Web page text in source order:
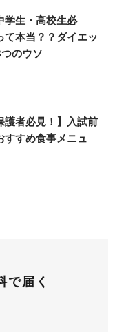
学生・高校生必
て本当？？ダイエッ
のウソ
護者必見！】入試前
すすめ食事メニュ
で届く